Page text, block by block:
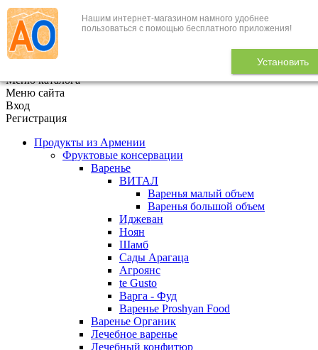
Нашим интернет-магазином намного удобнее
пользоваться с помощью бесплатного приложения!
Установить
+7 (495) 646-888-1
В корзине 0
Меню каталога
Меню сайта
Вход
Регистрация
Продукты из Армении
Фруктовые консервации
Варенье
ВИТАЛ
Варенья малый объем
Варенья большой объем
Иджеван
Ноян
Шамб
Сады Арагаца
Агроянс
te Gusto
Варга - Фуд
Варенье Proshyan Food
Варенье Органик
Лечебное варенье
Лечебный конфитюр